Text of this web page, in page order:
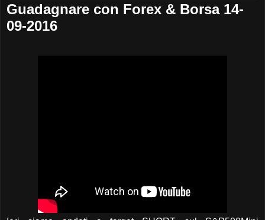
Guadagnare con Forex & Borsa 14-
09-2016